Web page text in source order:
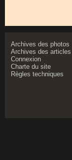
Archives des photos
Archives des articles
Connexion
Charte du site
Règles techniques